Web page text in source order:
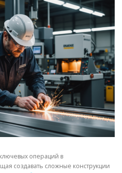
операций в
создавать сложные конструкции